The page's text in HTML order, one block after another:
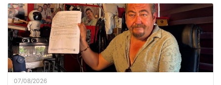
07/08/2026